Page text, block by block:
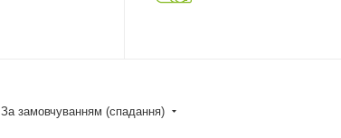
За замовчуванням (спадання)